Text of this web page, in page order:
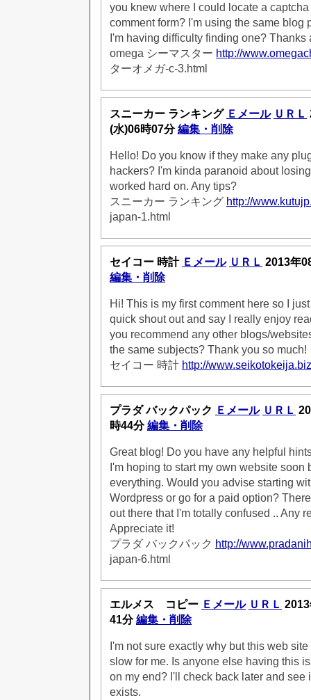
you knew where I could locate a
comment form? I'm using the same blog
I'm having difficulty finding one? Thanks
omega シーマスター http://
ターオメガ-c-3.html
スニーカー ランキング Ｅメール ＵＲＬ
(水)06時07分編集・削除
Hello! Do you know if they make any
hackers? I'm kinda paranoid about
worked hard on. Any tips?
スニーカー ランキング http://
japan-1.html
セイコー 時計 Ｅメール ＵＲＬ 2013年
編集・削除
Hi! This is my first comment here so I
quick shout out and say I really enjoy
you recommend any other blogs/
the same subjects? Thank you so much!
セイコー 時計 http://
プラダ バックパック Ｅメール ＵＲＬ
時44分編集・削除
Great blog! Do you have any helpful
I'm hoping to start my own website soon
everything. Would you advise starting
Wordpress or go for a paid option?
out there that I'm totally confused .. Any
Appreciate it!
プラダ バックパック http://
japan-6.html
エルメス コピー Ｅメール ＵＲＬ
41分編集・削除
I'm not sure exactly why but this web
slow for me. Is anyone else having this
on my end? I'll check back later and see
exists.